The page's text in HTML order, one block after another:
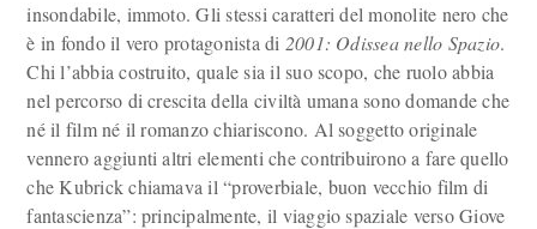
insondabile, immoto. Gli stessi caratteri del monolite nero che
è in fondo il vero protagonista di 2001: Odissea nello Spazio.
Chi l’abbia costruito, quale sia il suo scopo, che ruolo abbia
nel percorso di crescita della civiltà umana sono domande che
né il film né il romanzo chiariscono. Al soggetto originale
vennero aggiunti altri elementi che contribuirono a fare quello
che Kubrick chiamava il “proverbiale, buon vecchio film di
fantascienza”: principalmente, il viaggio spaziale verso Giove